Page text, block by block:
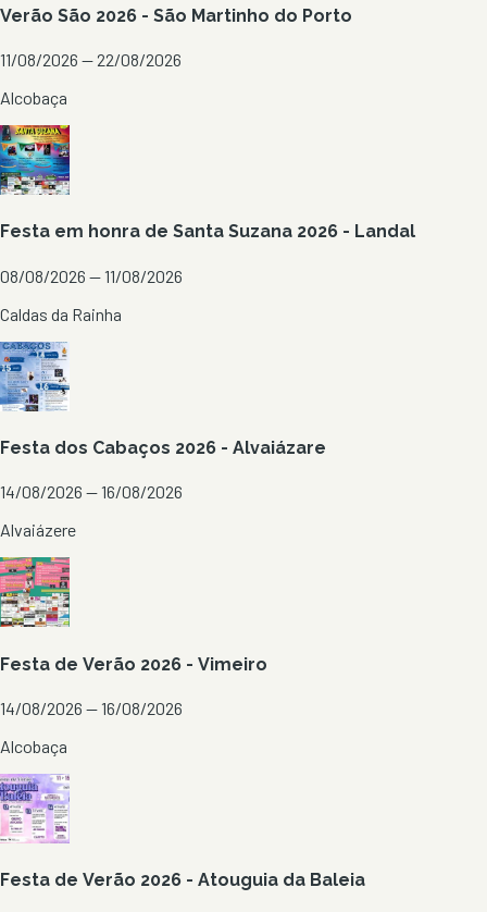
Verão São 2026 - São Martinho do Porto
11/08/2026 — 22/08/2026
Alcobaça
Festa em honra de Santa Suzana 2026 - Landal
08/08/2026 — 11/08/2026
Caldas da Rainha
Festa dos Cabaços 2026 - Alvaiázare
14/08/2026 — 16/08/2026
Alvaiázere
Festa de Verão 2026 - Vimeiro
14/08/2026 — 16/08/2026
Alcobaça
Festa de Verão 2026 - Atouguia da Baleia